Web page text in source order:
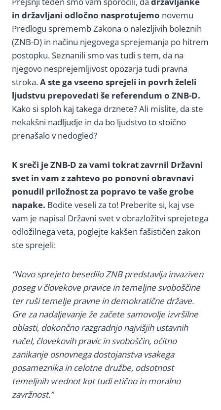
in državljani odločno nasprotujemo novemu
Predlogu sprememb Zakona o nalezljivih boleznih
(ZNB-D) in načinu njegovega sprejemanja po hitrem
postopku. Seznanili smo vas tudi s tem, da na
njegovo nesprejemljivost opozarja tudi pravna
stroka.A ste ga vseeno sprejeli in povrh želeli
ljudstvu prepovedati še referendum o ZNB-D.
Kako si sploh kaj takega drznete? Ali mislite, da ste
nekakšni nadljudje in da bo ljudstvo to stoično
prenašalo v nedogled?
K sreči je ZNB-D za vami tokrat zavrnil Državni
svet in vam z zahtevo po ponovni obravnavi
ponudil priložnost za popravo te vaše grobe
napake. Bodite veseli za to! Preberite si, kaj vse
vam je napisal Državni svet v obrazložitvi sprejetega
odložilnega veta, poglejte kakšen fašističen zakon
ste sprejeli:
“Novo sprejeto besedilo ZNB predstavlja invaziven
poseg v človekove pravice in temeljne svoboščine
ter ruši temelje pravne in demokratične države.
Gre za nadaljevanje že začete samovolje izvršilne
oblasti, dokončno razgradnjo najvišjih ustavnih
načel, človekovih pravic in svoboščin, očitno
zanikanje osnovnega dostojanstva vsakega
posameznika in celotne družbe, odsotnost
temeljnih vrednot kot tudi etično in moralno
zavržnost.”